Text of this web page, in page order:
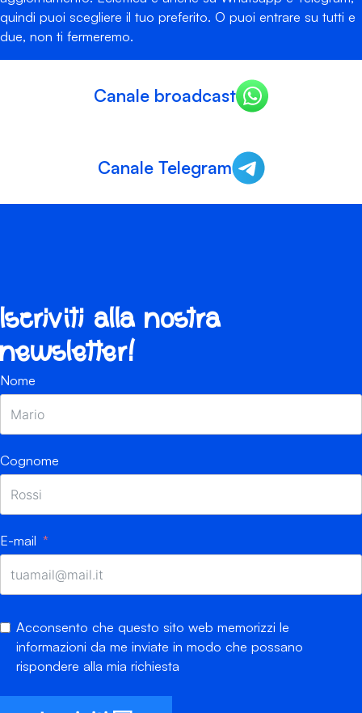
quindi puoi scegliere il tuo preferito. O puoi entrare su tutti e
due, non ti fermeremo.
Canale broadcast
Canale Telegram
Iscriviti alla nostra
newsletter!
Nome
Cognome
E-mail
Acconsento che questo sito web memorizzi le
informazioni da me inviate in modo che possano
rispondere alla mia richiesta